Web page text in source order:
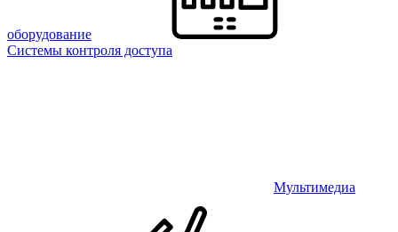
оборудование
Системы контроля доступа
Мультимедиа